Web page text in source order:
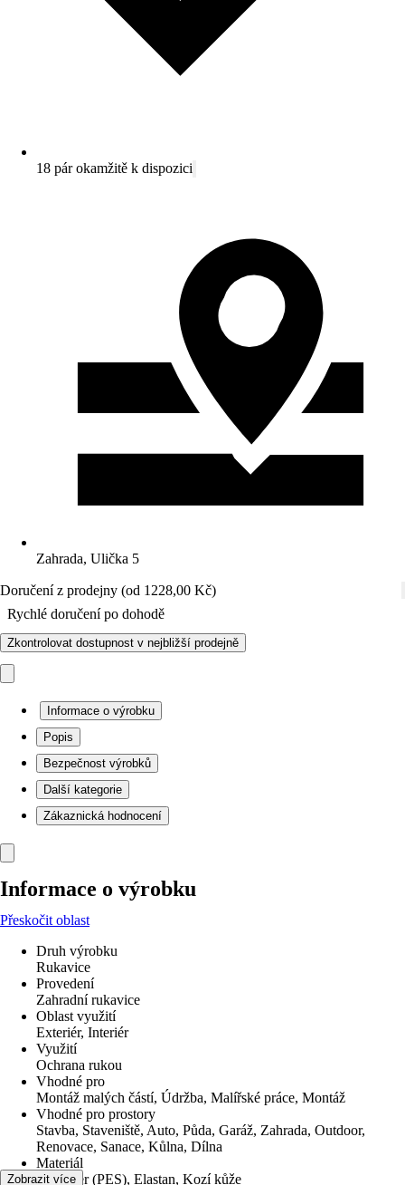
18 pár okamžitě k dispozici
Zahrada, Ulička 5
Doručení z prodejny (od 1228,00 Kč)
Rychlé doručení po dohodě
Zkontrolovat dostupnost v nejbližší prodejně
Informace o výrobku
Popis
Bezpečnost výrobků
Další kategorie
Zákaznická hodnocení
Informace o výrobku
Přeskočit oblast
Druh výrobku
Rukavice
Provedení
Zahradní rukavice
Oblast využití
Exteriér, Interiér
Využití
Ochrana rukou
Vhodné pro
Montáž malých částí, Údržba, Malířské práce, Montáž
Vhodné pro prostory
Stavba, Staveniště, Auto, Půda, Garáž, Zahrada, Outdoor,
Renovace, Sanace, Kůlna, Dílna
Materiál
Polyester (PES), Elastan, Kozí kůže
Zobrazit více